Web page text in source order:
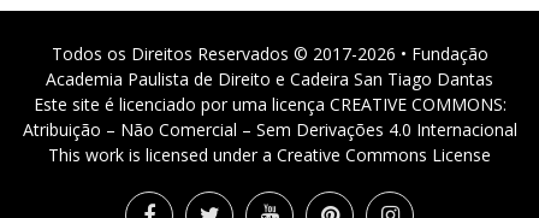
Todos os Direitos Reservados © 2017-2026 • Fundação
Academia Paulista de Direito e Cadeira San Tiago Dantas
Este site é licenciado por uma licença CREATIVE COMMONS:
Atribuição – Não Comercial – Sem Derivações 4.0 Internacional
This work is licensed under a Creative Commons License